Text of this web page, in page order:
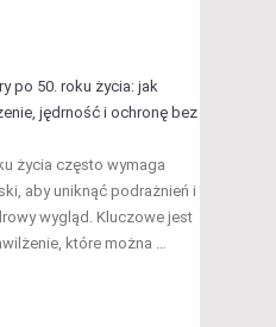
po 50. roku życia: jak
jędrność i ochronę bez
życia często wymaga
aby uniknąć podrażnień i
wygląd. Kluczowe jest
które można …